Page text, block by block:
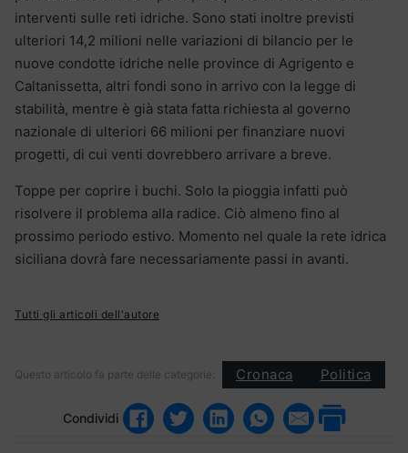
interventi sulle reti idriche. Sono stati inoltre previsti
ulteriori 14,2 milioni nelle variazioni di bilancio per le
nuove condotte idriche nelle province di Agrigento e
Caltanissetta, altri fondi sono in arrivo con la legge di
stabilità, mentre è già stata fatta richiesta al governo
nazionale di ulteriori 66 milioni per finanziare nuovi
progetti, di cui venti dovrebbero arrivare a breve.
Toppe per coprire i buchi. Solo la pioggia infatti può
risolvere il problema alla radice. Ciò almeno fino al
prossimo periodo estivo. Momento nel quale la rete idrica
siciliana dovrà fare necessariamente passi in avanti.
Tutti gli articoli dell'autore
Questo articolo fa parte delle categorie: Cronaca Politica
Condividi